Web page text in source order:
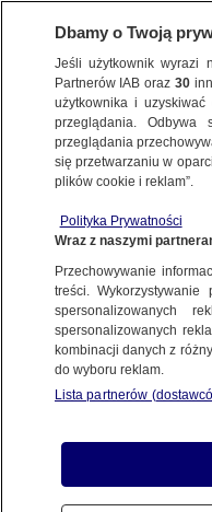
METEO
ŚWIAT
po największych
2.08.2023, 14:38
Udostępnij
Chińscy ratownicy,
mieszkańców
że niebezpieczny
Dbamy o Twoją
Jeśli użytkownik
Partnerów IAB oraz30
użytkownika i
przeglądania.
przeglądania
się przetwarzaniu w
plików cookie i reklam”.
Polityka Prywatności
Wraz z naszymi
Przechowywanie
treści.
spersonalizowanych
spersonalizowanych
kombinacji danych z
do wyboru reklam.
Lista partnerów